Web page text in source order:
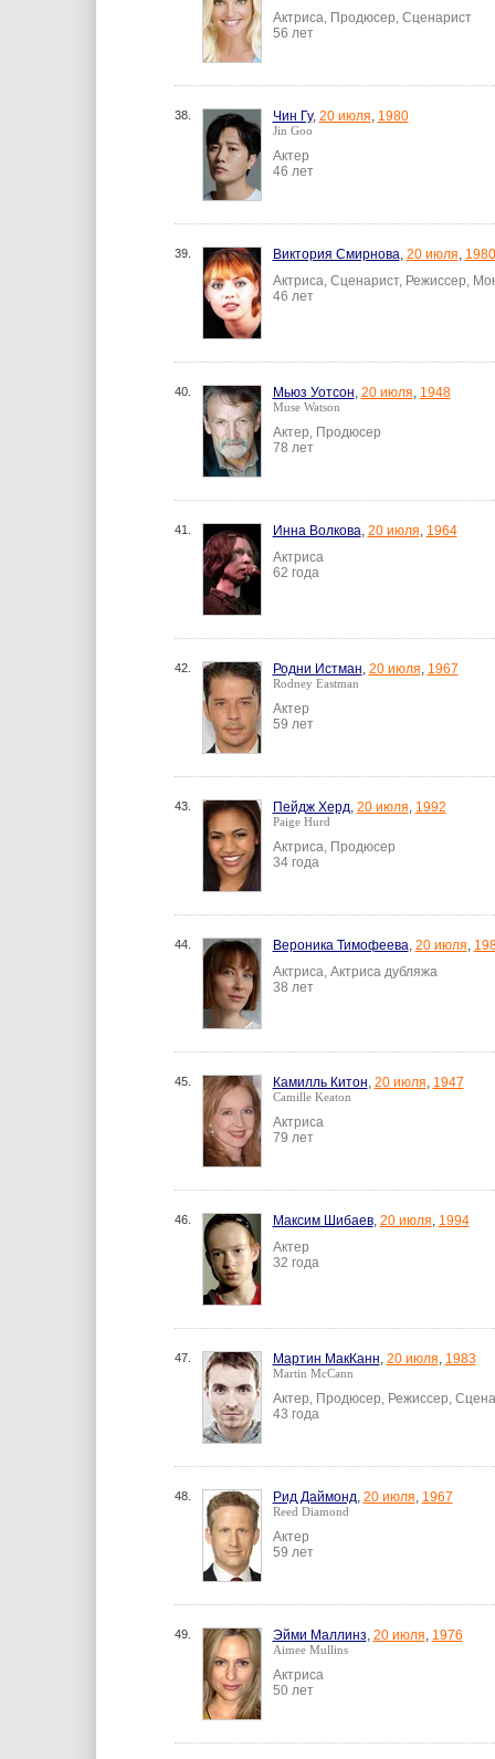
Актриса, Продюсер, Сценарист
56 лет
38. Чин Гу, 20 июля, 1980
Jin Goo
Актер
46 лет
39. Виктория Смирнова, 20 июля, 1980
Актриса, Сценарист, Режиссер,
46 лет
40. Мьюз Уотсон, 20 июля, 1948
Muse Watson
Актер, Продюсер
78 лет
41. Инна Волкова, 20 июля, 1964
Актриса
62 года
42. Родни Истман, 20 июля, 1967
Rodney Eastman
Актер
59 лет
43. Пейдж Херд, 20 июля, 1992
Paige Hurd
Актриса, Продюсер
34 года
44. Вероника Тимофеева, 20 июля,
Актриса, Актриса дубляжа
38 лет
45. Камилль Китон, 20 июля, 1947
Camille Keaton
Актриса
79 лет
46. Максим Шибаев, 20 июля, 1994
Актер
32 года
47. Мартин МакКанн, 20 июля, 1983
Martin McCann
Актер, Продюсер, Режиссер,
43 года
48. Рид Даймонд, 20 июля, 1967
Reed Diamond
Актер
59 лет
49. Эйми Маллинз, 20 июля, 1976
Aimee Mullins
Актриса
50 лет